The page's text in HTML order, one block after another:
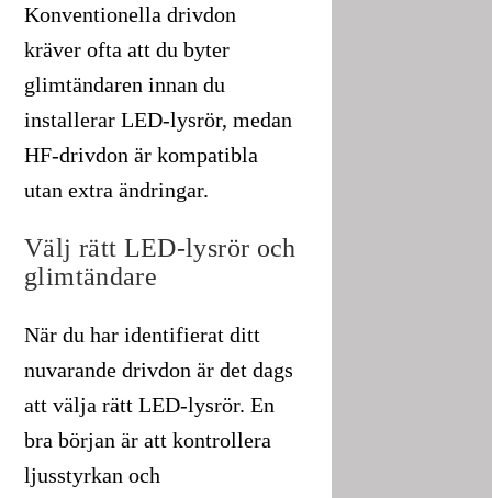
Konventionella drivdon
kräver ofta att du byter
glimtändaren innan du
installerar LED-lysrör, medan
HF-drivdon är kompatibla
utan extra ändringar.
Välj rätt LED-lysrör och
glimtändare
När du har identifierat ditt
nuvarande drivdon är det dags
att välja rätt LED-lysrör. En
bra början är att kontrollera
ljusstyrkan och